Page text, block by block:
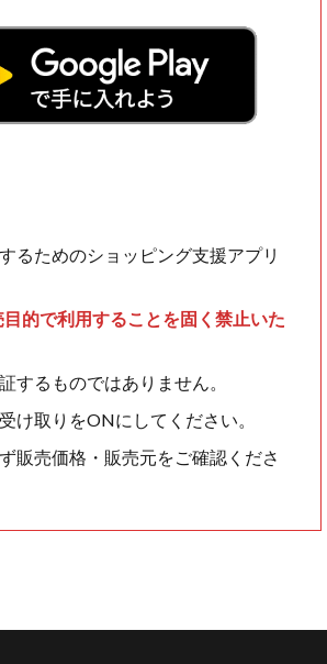
るためのショッピング支援アプリ
的で利用することを固く禁止いた
するものではありません。
け取りをONにしてください。
販売価格・販売元をご確認くださ